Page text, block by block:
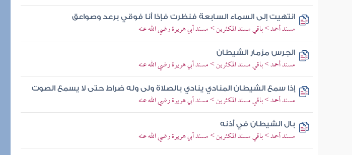
انتهيت إلى السماء السابعة فنظرت فإذا أنا فوقي برعد وصواعق
مسند أحمد > باقي مسند المكثرين > مسند أبي هريرة رضي الله عنه
الجرس مزمار الشيطان
مسند أحمد > باقي مسند المكثرين > مسند أبي هريرة رضي الله عنه
إذا سمع الشيطان المنادي ينادي بالصلاة ولى وله ضراط حتى لا يسمع الصوت
مسند أحمد > باقي مسند المكثرين > مسند أبي هريرة رضي الله عنه
بال الشيطان في أذنه
مسند أحمد > باقي مسند المكثرين > مسند أبي هريرة رضي الله عنه